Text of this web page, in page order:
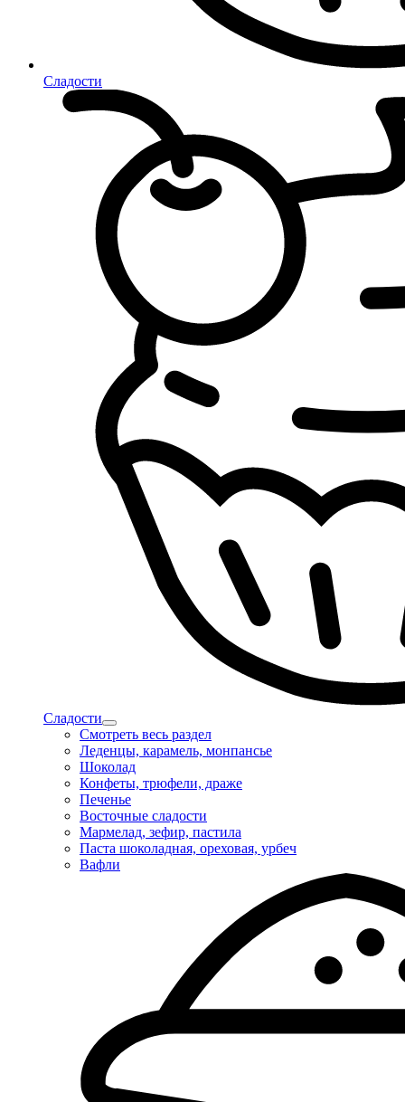
Сладости
Сладости
Смотреть весь раздел
Леденцы, карамель, монпансье
Шоколад
Конфеты, трюфели, драже
Печенье
Восточные сладости
Мармелад, зефир, пастила
Паста шоколадная, ореховая, урбеч
Вафли